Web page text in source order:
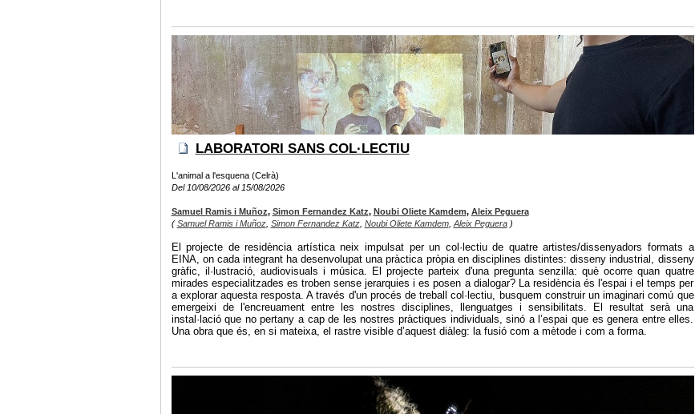
LABORATORI SANS COL·LECTIU
L'animal a l'esquena (Celrà)
Del 10/08/2026 al 15/08/2026
Samuel Ramis i Muñoz, Simon Fernandez Katz, Noubi Oliete Kamdem, Aleix Peguera
(Samuel Ramis i Muñoz, Simon Fernandez Katz, Noubi Oliete Kamdem, Aleix Peguera)
El projecte de residència artística neix impulsat per un col·lectiu de quatre artistes/dissenyadors formats a
EINA, on cada integrant ha desenvolupat una pràctica pròpia en disciplines distintes: disseny industrial, disseny
gràfic, il·lustració, audiovisuals i música. El projecte parteix d'una pregunta senzilla: què ocorre quan quatre
mirades especialitzades es troben sense jerarquies i es posen a dialogar? La residència és l'espai i el temps per
a explorar aquesta resposta. A través d'un procés de treball col·lectiu, busquem construir un imaginari comú que
emergeixi de l'encreuament entre les nostres disciplines, llenguatges i sensibilitats. El resultat serà una
instal·lació que no pertany a cap de les nostres pràctiques individuals, sinó a l’espai que es genera entre elles.
Una obra que és, en si mateixa, el rastre visible d’aquest diàleg: la fusió com a mètode i com a forma.